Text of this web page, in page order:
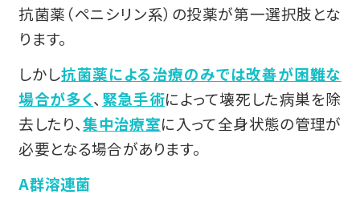
抗菌薬（ペニシリン系）の投薬が第一選択肢とな
ります。
しかし抗菌薬による治療のみでは改善が困難な
場合が多く、 緊急手術によって壊死した病巣を除
去したり、集中治療室に入って全身状態の管理が
必要となる場合があります。
A群溶連菌